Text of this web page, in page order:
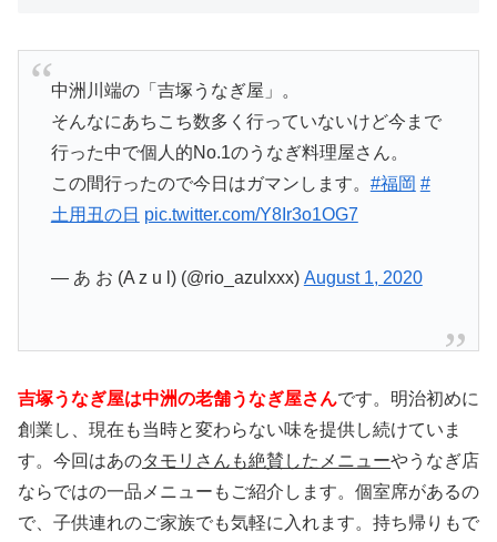
中洲川端の「吉塚うなぎ屋」。
そんなにあちこち数多く行っていないけど今まで
行った中で個人的No.1のうなぎ料理屋さん。
この間行ったので今日はガマンします。 #福岡 #
土用丑の日 pic.twitter.com/Y8Ir3o1OG7
— あ お (A z u l) (@rio_azulxxx) August 1, 2020
吉塚うなぎ屋は中洲の老舗うなぎ屋さんです。明治初めに
創業し、現在も当時と変わらない味を提供し続けていま
す。今回はあのタモリさんも絶賛したメニューやうなぎ店
ならではの一品メニューもご紹介します。個室席があるの
で、子供連れのご家族でも気軽に入れます。持ち帰りもで